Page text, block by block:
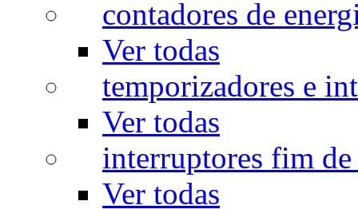
contadores de
Ver todas
temporizadores e
Ver todas
interruptores fim de
Ver todas